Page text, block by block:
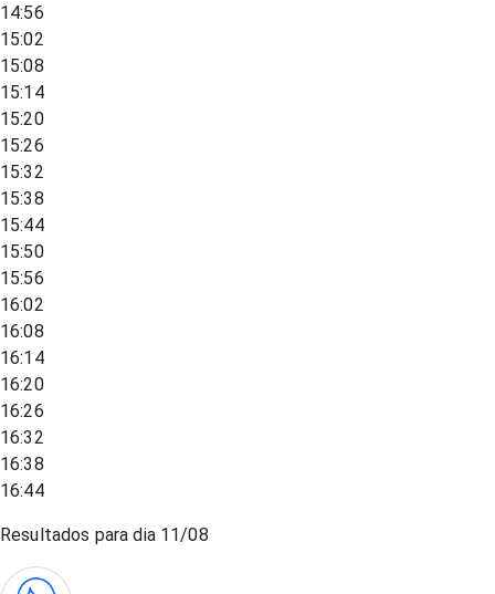
14:56
15:02
15:08
15:14
15:20
15:26
15:32
15:38
15:44
15:50
15:56
16:02
16:08
16:14
16:20
16:26
16:32
16:38
16:44
Resultados para dia 11/08